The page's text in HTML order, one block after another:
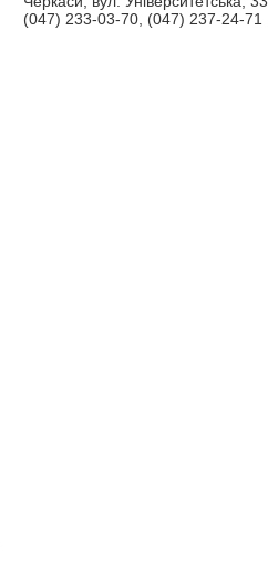
(047) 233-03-70, (047) 237-24-71